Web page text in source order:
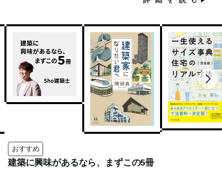
おすすめ
建築に興味があるなら、まずこの5冊